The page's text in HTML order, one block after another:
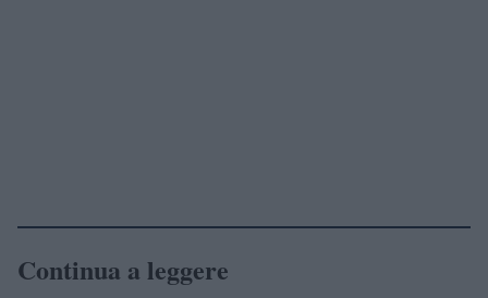
Continua a leggere